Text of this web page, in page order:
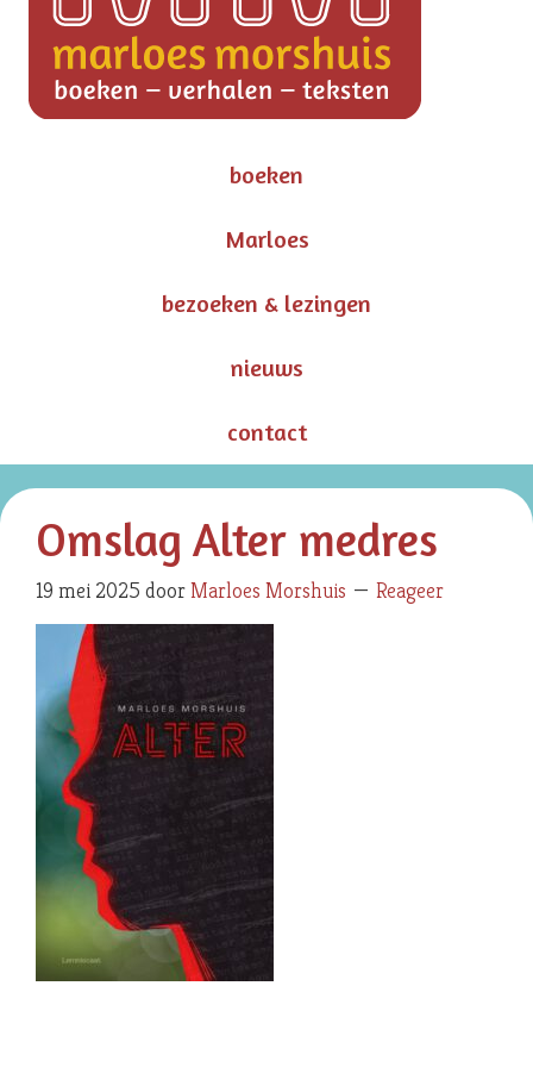
boeken
Marloes
bezoeken & lezingen
nieuws
contact
Omslag Alter medres
19 mei 2025 doorMarloes Morshuis Reageer